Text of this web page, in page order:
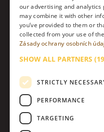
Instagram
LinkedIn
Contact
Personal Data Processing
Cookies settings
Advertise with Us
our advertising and analytics
may combine it with other
you’ve provided to them or
collected from your use of
Zásady ochrany osobních
SHOW ALL PARTNERS
STRICTLY
PERFORMANCE
TARGETING